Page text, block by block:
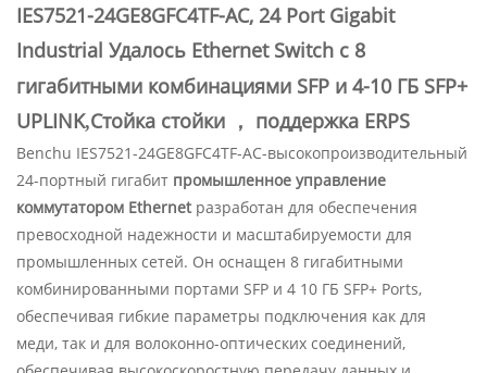
IES7521-24GE8GFC4TF-AC, 24 Port Gigabit
Industrial Удалось Ethernet Switch с 8
гигабитными комбинациями SFP и 4-10 ГБ SFP+
UPLINK,Стойка стойки ， поддержка ERPS
Benchu IES7521-24GE8GFC4TF-AC-высокопроизводительный
24-портный гигабит промышленное управление
коммутатором Ethernetразработан для обеспечения
превосходной надежности и масштабируемости для
промышленных сетей. Он оснащен 8 гигабитными
комбинированными портами SFP и 4 10 ГБ SFP+ Ports,
обеспечивая гибкие параметры подключения как для
меди, так и для волоконно-оптических соединений,